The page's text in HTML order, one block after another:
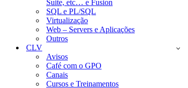
Suite, etc… e Fusion
SQL e PL/SQL
Virtualização
Web – Servers e Aplicações
Outros
CLV
Avisos
Café com o GPO
Canais
Cursos e Treinamentos